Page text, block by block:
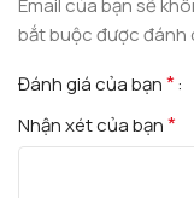
Email của bạn sẽ
bắt buộc được đánh
Đánh giá của bạn*
Nhận xét của bạn*